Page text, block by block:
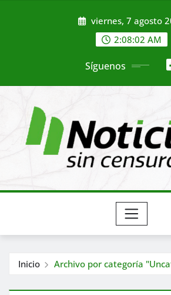
viernes, 7 agosto
2:08:04 AM
Síguenos
Inicio Archivo por categoría